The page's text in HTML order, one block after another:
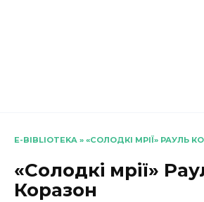
E-BIBLIOTEKA » «СОЛОДКІ МРІЇ» РАУЛЬ
«Солодкі мрії»
Коразон